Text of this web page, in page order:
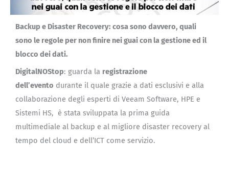
Backup e Disaster Recovery: cosa sono davvero, quali
sono le regole per non finire nei guai con la gestione ed il
blocco dei dati.
DigitalNOStop: guarda la registrazione
dell’evento durante il quale grazie a dati esclusivi e alla
collaborazione degli esperti di Veeam Software, HPE e
Sistemi HS, è stata sviluppata la prima guida
multimediale al backup e al migliore disaster recovery al
tempo del cloud e dell’ICT come servizio.